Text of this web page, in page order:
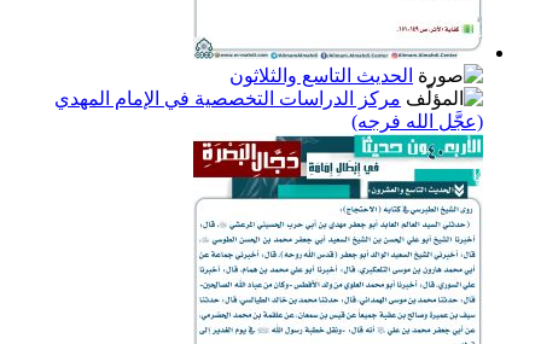
الحديث التاسع والثلاثون
مركز الدراسات التخصصية في الإمام المهدي
(عجَّل الله فرجه)